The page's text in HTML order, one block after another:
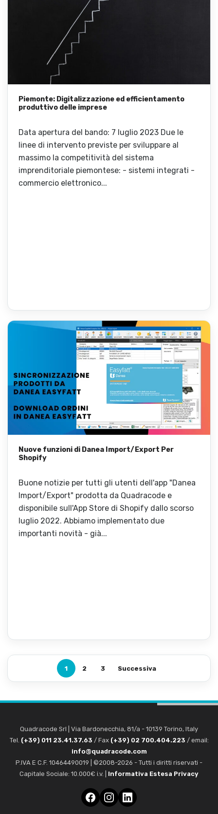
Piemonte: Digitalizzazione ed efficientamento
produttivo delle imprese
Data apertura del bando: 7 luglio 2023 Due le
linee di intervento previste per sviluppare al
massimo la competitività del sistema
imprenditoriale piemontese: - sistemi integrati -
commercio elettronico...
Nuove funzioni di Danea Import/Export Per
Shopify
Buone notizie per tutti gli utenti dell'app "Danea
Import/Export" prodotta da Quadracode e
disponibile sull'App Store di Shopify dallo scorso
luglio 2022. Abbiamo implementato due
importanti novità - già...
1 2 3 Successiva
Quadracode Srl Via Bardonecchia, 81/a - 10139 Torino, Italy
Tel. (+39) 011 23.41.37.63 / Fax (+39) 02 700.404.223 / email:
info@quadracode.com
P.IVA E C.F. 10464490019 | ©2008-2026 - Tutti i diritti riservati -
Capitale Sociale: 10.000€ i.v. | Informativa Estesa Privacy